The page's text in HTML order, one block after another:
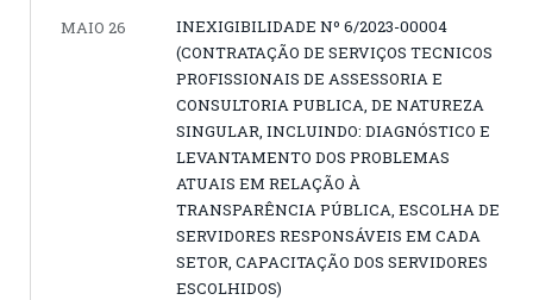
MAIO 26
INEXIGIBILIDADE Nº 6/2023-00004
(CONTRATAÇÃO DE SERVIÇOS TECNICOS
PROFISSIONAIS DE ASSESSORIA E
CONSULTORIA PUBLICA, DE NATUREZA
SINGULAR, INCLUINDO: DIAGNÓSTICO E
LEVANTAMENTO DOS PROBLEMAS
ATUAIS EM RELAÇÃO À
TRANSPARÊNCIA PÚBLICA, ESCOLHA DE
SERVIDORES RESPONSÁVEIS EM CADA
SETOR, CAPACITAÇÃO DOS SERVIDORES
ESCOLHIDOS)